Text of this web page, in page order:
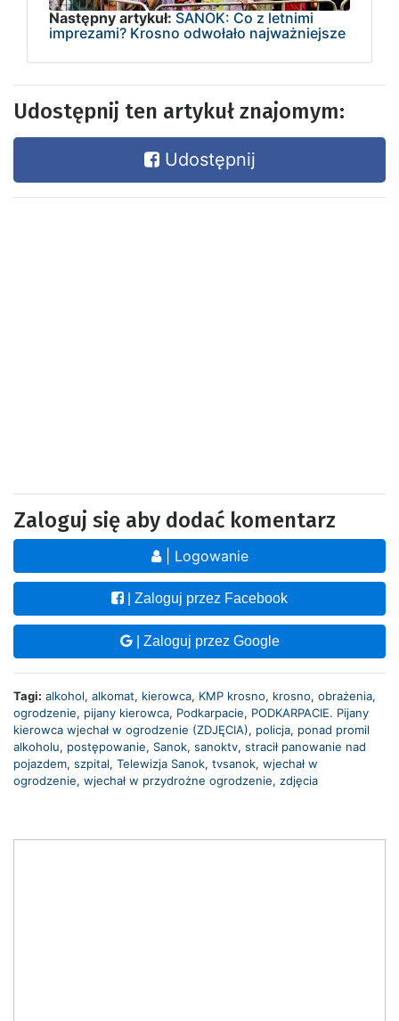
Następny artykuł: SANOK: Co z letnimi
imprezami? Krosno odwołało najważniejsze
Udostępnij ten artykuł znajomym:
Udostępnij
Zaloguj się aby dodać komentarz
| Logowanie
| Zaloguj przez Facebook
| Zaloguj przez Google
Tagi: alkohol, alkomat, kierowca, KMP krosno, krosno, obrażenia,
ogrodzenie, pijany kierowca, Podkarpacie, PODKARPACIE. Pijany
kierowca wjechał w ogrodzenie (ZDJĘCIA), policja, ponad promil
alkoholu, postępowanie, Sanok, sanoktv, stracił panowanie nad
pojazdem, szpital, Telewizja Sanok, tvsanok, wjechał w
ogrodzenie, wjechał w przydrożne ogrodzenie, zdjęcia